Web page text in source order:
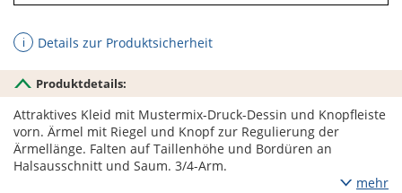
ℹ Details zur Produktsicherheit
Produktdetails:
Attraktives Kleid mit Mustermix-Druck-Dessin und Knopfleiste
vorn. Ärmel mit Riegel und Knopf zur Regulierung der
Ärmellänge. Falten auf Taillenhöhe und Bordüren an
Halsausschnitt und Saum. 3/4-Arm.
mehr